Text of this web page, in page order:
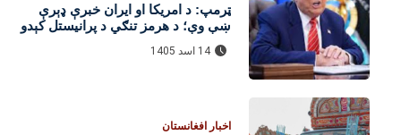
ټرمپ: د امریکا او ایران خبرې ډېرې
ښې وې؛ د هرمز تنګي د پرانیستل کېدو
هیله شته
14 اسد 1405
اخبار افغانستان